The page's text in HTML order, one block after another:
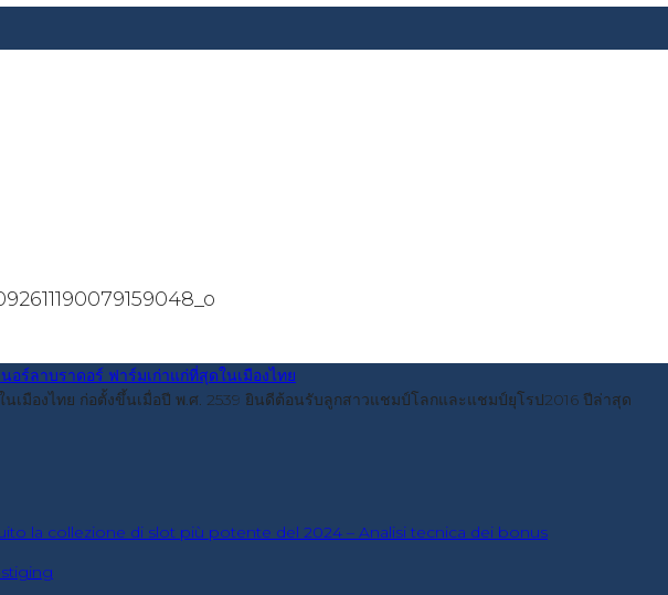
เมืองไทย ก่อตั้งขึ้นเมื่อปี พ.ศ. 2539 ยินดีต้อนรับลูกสาวแชมป์โลกและแชมป์ยุโรป2016 ปีล่าสุด
la collezione di slot più potente del 2024 – Analisi tecnica dei bonus